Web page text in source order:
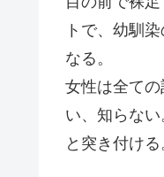
トで、幼馴
なる。
女性は全て
い、知らな
と突き付ける